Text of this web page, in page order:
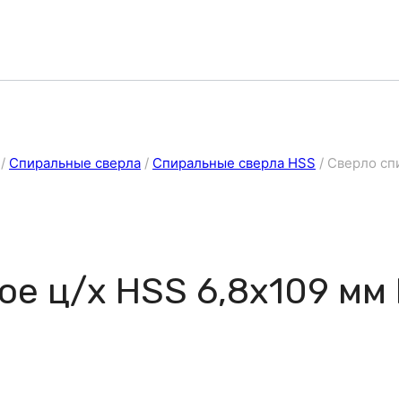
/ Спиральные сверла / Спиральные сверла HSS / Сверло
ц/х HSS 6,8х109 мм